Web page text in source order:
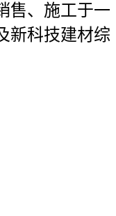
售、施工于一
新科技建材综